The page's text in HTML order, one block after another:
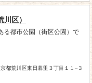
川区）
る都市公園（街区公園）で
都荒川区東日暮里３丁目１１−３